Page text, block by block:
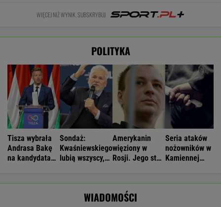
WIĘCEJ NIŻ WYNIK. SUBSKRYBUJ
POLITYKA
Tisza wybrała
Andrasa Bakę
na kandydata
Sondaż:
Kwaśniewskiego
lubią wszyscy,
Amerykanin
więziony w
Rosji. Jego stan
Seria ataków
nożowników w
Kamiennej
WIADOMOŚCI